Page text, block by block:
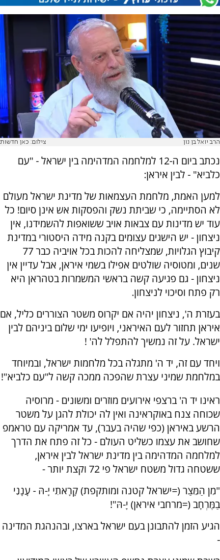
הרב יואל בן נון צילום: כאן חדשות
נכתב ביום ה-12 למלחמה המדהימה בין ישראל - "עם
כלביא" - לבין איראן:
למען האמת, מלחמת העצמאות של מדינת ישראל מעולם
לא הסתיימה, כי שביתת נשק והפסקות אש אינן סיום! כל
עוד יש מדינות עם צבאות אויב ששואפות להשמידנו, אין
ניצחון - יש הישגים עצומים בקנה מידה היסטורי במדינת
קיבוץ הגלויות, שמצליחה להכות בכל אויביה כבר 77
שנים, ומטוסיה שולטים אפילו בשמי איראן, אבל עדיין אין
ניצחון - גם פגיעה קשה בראשי המשמרות בטהראן היא
רק פתח וסיכוי לניצחון.
בעזרת ה', ניצחון יהיה אם יקרוס משטר הצוררים כליל, אם
איראן תחזור לעם האיראני, ויופיעו ימי שלום ביניהם לבין
ישראל. על זה נמשיך להתפלל לה' !
ויחד עם זה, יד ה' מתגלה בכל מלחמות ישראל, ובמיוחד
במלחמת שמיני עצרת שהפכה ממכה קשה ל"עם כלביא"!
ראינו יד ה' ברצפי אירועים מוזרים ומשונים - מרוסיה
שכוחה צנח באוקראינה ואין לה יכולת להגן על משטר
הרשע באיראן (כפי שהיה בעבר), עד אמריקה עם טראמפ
שחושב את עצמו כשליט העולם - כל זה פתח את הדרך
למלחמה המדהימה בין מדינת ישראל לבין איראן,
ששטחה גדול משטח ישראל פי 72 וקצת יותר -
"מִן הַמֵּצַר (=ישראל קטנה ומותקפת) קָרָאתִי יָ-הּ - עָנָנִי
בַמֶּרְחָב (=מרחבי איראן) יָ-הּ"!
הגיע הזמן להתבונן בעם ישראל בארצו, ובהנהגת המדינה
-